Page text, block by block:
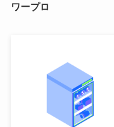
ワープロ